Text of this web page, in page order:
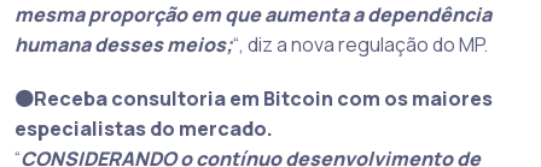
mesma proporção em que aumenta a dependência
humana desses meios;“, diz a nova regulação do MP.
🟠Receba consultoria em Bitcoin com os maiores
especialistas do mercado.
“CONSIDERANDO o contínuo desenvolvimento de